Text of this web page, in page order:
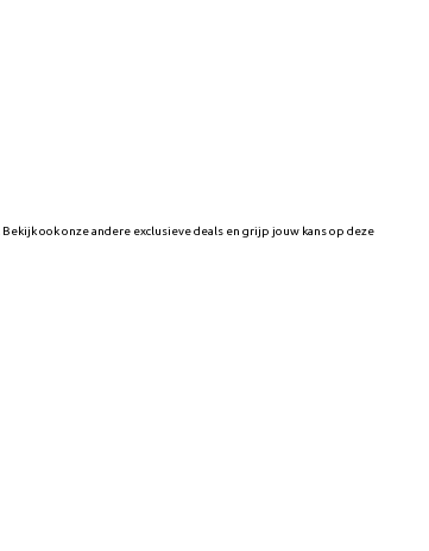
ook onze andere exclusieve deals en grijp jouw kans op deze